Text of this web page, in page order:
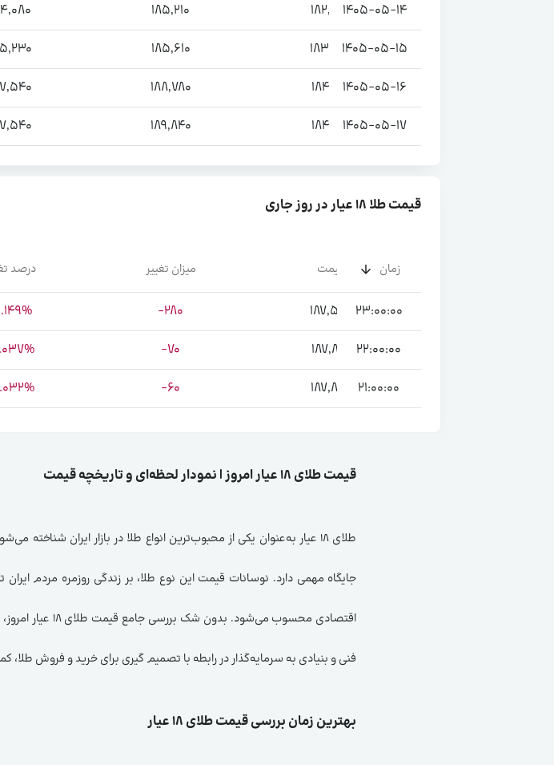
182,320
185,210
183,870
185,610
184,610
188,780
184,610
189,840
1405-05-14
1405-05-15
1405-05-16
1405-05-17
قیمت طلا ۱۸ عیار در روز جاری
قیمت میزان تغییر درصد زمان
187,540
-280
187,820
-70
187,890
-60
23:00:00
22:00:00
21:00:00
قیمت طلای ۱۸ عیار امروز | نمودار لحظه‌ای و تاریخچه قیمت
طلای ۱۸ عیار به‌عنوان یکی از محبوب‌ترین انواع طلا در بازار ایران
جایگاه مهمی دارد. نوسانات قیمت این نوع طلا، بر زندگی روزمره مردم
فنی و بنیادی به سرمایه‌گذار در رابطه با تصمیم گیری برای خرید و فروش طلا،
بهترین زمان بررسی قیمت طلای ۱۸ عیار